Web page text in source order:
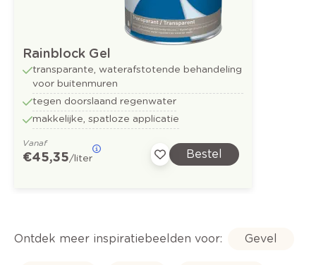
Rainblock Gel
transparante, waterafstotende behandeling
voor buitenmuren
tegen doorslaand regenwater
makkelijke, spatloze applicatie
Vanaf
€ 45,35/liter Bestel
Ontdek meer inspiratiebeelden voor: Gevel